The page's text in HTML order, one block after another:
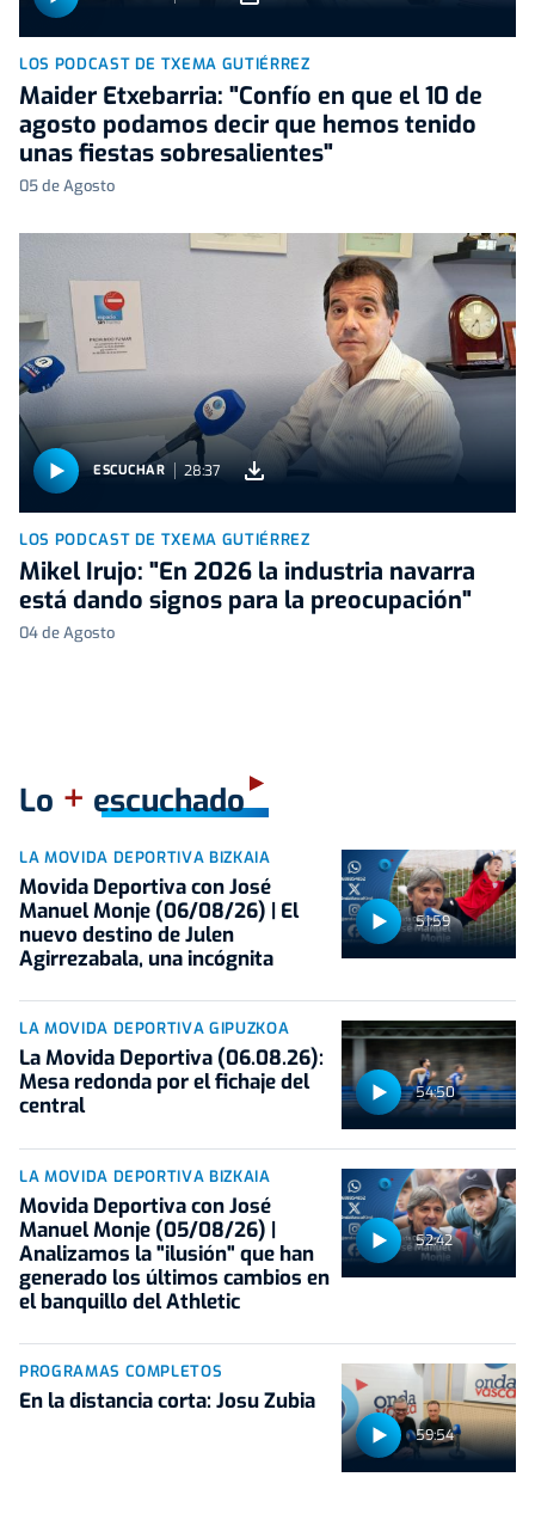
LOS PODCAST DE TXEMA GUTIÉRREZ
Maider Etxebarria: "Confío en que el 10 de
agosto podamos decir que hemos tenido
unas fiestas sobresalientes"
05 de Agosto
ESCUCHAR 28:37
LOS PODCAST DE TXEMA GUTIÉRREZ
Mikel Irujo: "En 2026 la industria navarra
está dando signos para la preocupación"
04 de Agosto
Lo + escuchado
51:59
LA MOVIDA DEPORTIVA BIZKAIA
Movida Deportiva con José
Manuel Monje (06/08/26) | El
nuevo destino de Julen
Agirrezabala, una incógnita
54:50
LA MOVIDA DEPORTIVA GIPUZKOA
La Movida Deportiva (06.08.26):
Mesa redonda por el fichaje del
central
52:42
LA MOVIDA DEPORTIVA BIZKAIA
Movida Deportiva con José
Manuel Monje (05/08/26) |
Analizamos la "ilusión" que han
generado los últimos cambios en
el banquillo del Athletic
59:54
PROGRAMAS COMPLETOS
En la distancia corta: Josu Zubia